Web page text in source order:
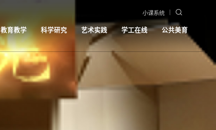
小课系统
教育教学 科学研究 艺术实践 学工在线 公共美育